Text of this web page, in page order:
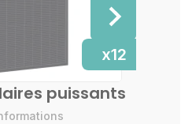
x12
puissants